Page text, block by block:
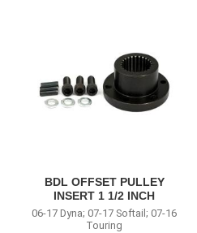
BDL OFFSET PULLEY
INSERT 1 1/2 INCH
06-17 Dyna; 07-17 Softail; 07-16
Touring